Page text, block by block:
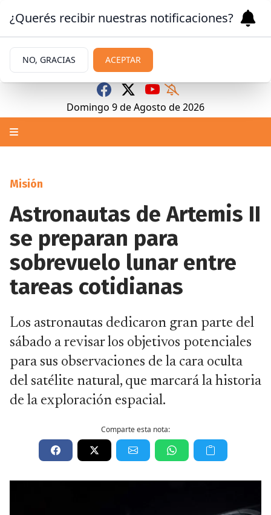
Domingo 9deAgosto de 2026
Misión
Astronautas de Artemis II
se preparan para
sobrevuelo lunar entre
tareas cotidianas
Los astronautas dedicaron gran parte del
sábado a revisar los objetivos potenciales
para sus observaciones de la cara oculta
del satélite natural, que marcará la historia
de la exploración espacial.
Comparte esta nota:
¿Querés recibir nuestras notificaciones?
NO, GRACIAS ACEPTAR